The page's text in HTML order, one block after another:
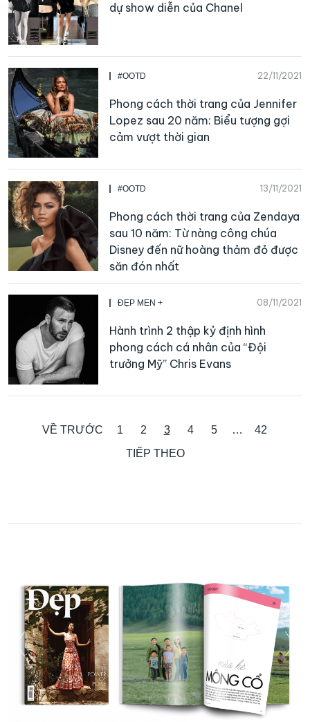
dự show diễn của Chanel
#OOTD 22/11/2021
Phong cách thời trang của Jennifer
Lopez sau 20 năm: Biểu tượng gợi
cảm vượt thời gian
#OOTD 13/11/2021
Phong cách thời trang của Zendaya
sau 10 năm: Từ nàng công chúa
Disney đến nữ hoàng thảm đỏ được
săn đón nhất
ĐẸP MEN + 08/11/2021
Hành trình 2 thập kỷ định hình
phong cách cá nhân của “Đội
trưởng Mỹ” Chris Evans
VỀ TRƯỚC 1 2 3 4 5 …
42
TIẾP THEO